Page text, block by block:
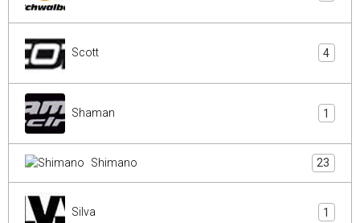
Scott 4
Shaman 1
Shimano 23
Silva 1